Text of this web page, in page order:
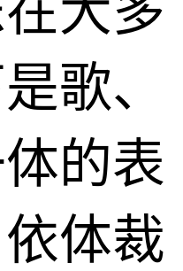
大多
歌、
的表
体裁